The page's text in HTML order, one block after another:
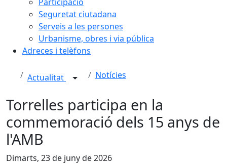
Seguretat ciutadana
Serveis a les persones
Urbanisme, obres i via pública
Adreces i telèfons
Actualitat Notícies
Torrelles participa en la
commemoració dels 15 anys de
l'AMB
Dimarts, 23 de juny de 2026